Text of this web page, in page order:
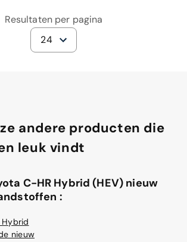
Resultaten per pagina
24
andere producten die
leuk vindt
C-HR Hybrid (HEV) nieuw
:
Hybrid
nieuw